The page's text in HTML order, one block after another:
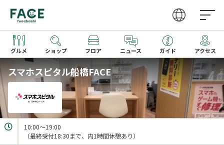
グルメ ショップ フロア ニュース ガイド アクセス
アクセス
ファッション・雑貨
レストラン
カフェ・フーズ
グルメガイドTOP
レストラン一覧
カフェ一覧
取り扱いショップ一覧
新着ギフト
スマホスピタル船橋FACE
10:00～19:00